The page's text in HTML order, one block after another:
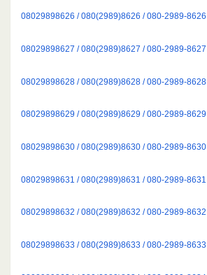
08029898626 / 080(2989)8626 / 080-2989-8626
08029898627 / 080(2989)8627 / 080-2989-8627
08029898628 / 080(2989)8628 / 080-2989-8628
08029898629 / 080(2989)8629 / 080-2989-8629
08029898630 / 080(2989)8630 / 080-2989-8630
08029898631 / 080(2989)8631 / 080-2989-8631
08029898632 / 080(2989)8632 / 080-2989-8632
08029898633 / 080(2989)8633 / 080-2989-8633